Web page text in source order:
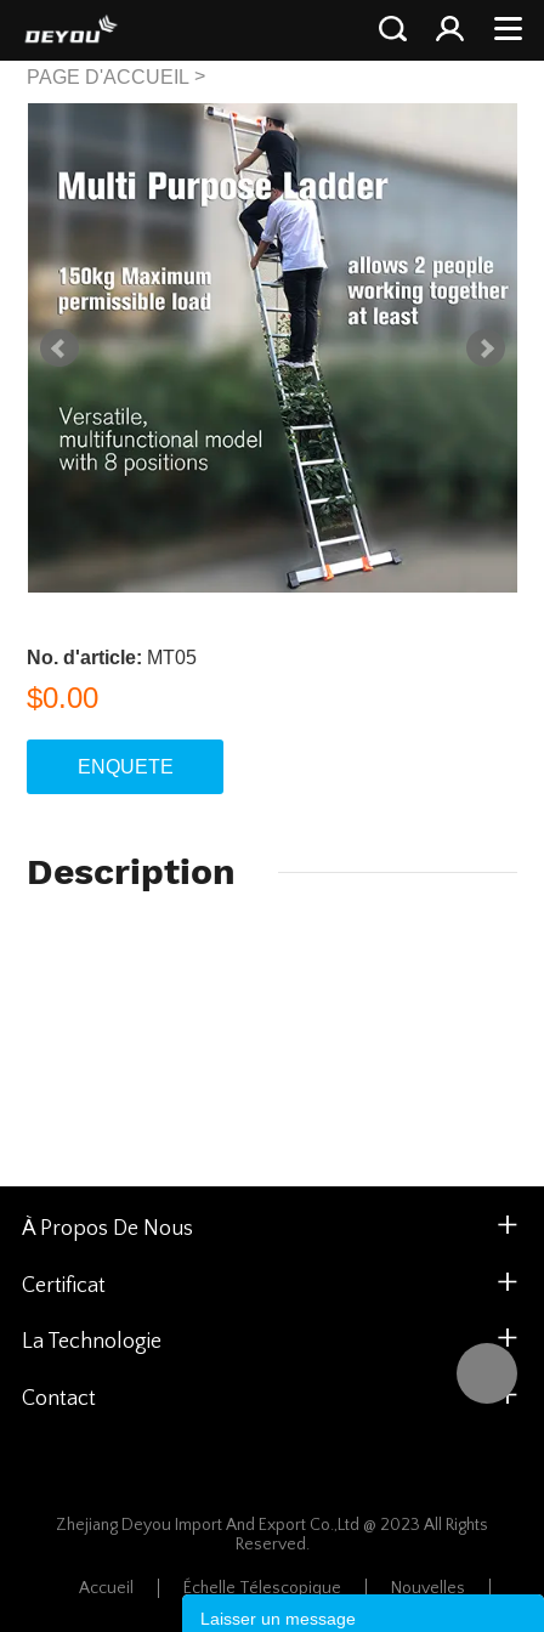
PAGE D'ACCUEIL >
Échelle polyvalente>
No. d'article: MT05
$0.00
ENQUETE
Description
À Propos De Nous
Certificat
La Technologie
Contact
Zhejiang Deyou Import And Export Co.,Ltd @ 2023 All Rights
Reserved.
Accueil Échelle Télescopique
Nouvelles
Laisser un message